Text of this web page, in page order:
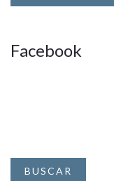
Facebook
BUSCAR